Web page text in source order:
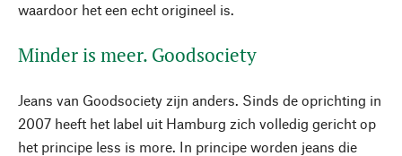
waardoor het een echt origineel is.
Minder is meer. Goodsociety
Jeans van Goodsociety zijn anders. Sinds de oprichting in
2007 heeft het label uit Hamburg zich volledig gericht op
het principe less is more. In principe worden jeans die